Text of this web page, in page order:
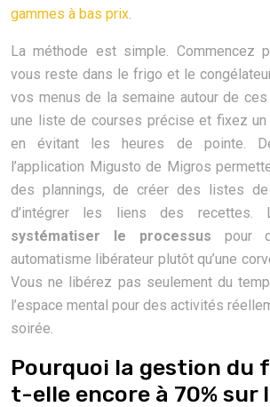
gammes à bas prix
La méthode est simple. Commencez
vous reste dans le frigo et le
vos menus de la semaine autour de
une liste de courses précise et fixez un
en évitant les heures de pointe.
l’application Migusto de Migros
des plannings, de créer des listes
d’intégrer les liens des recettes.
systématiser le processus pour
automatisme libérateur plutôt qu’une
Vous ne libérez pas seulement du
l’espace mental pour des activités
soirée.
Pourquoi la gestion du
t-elle encore à 70% sur